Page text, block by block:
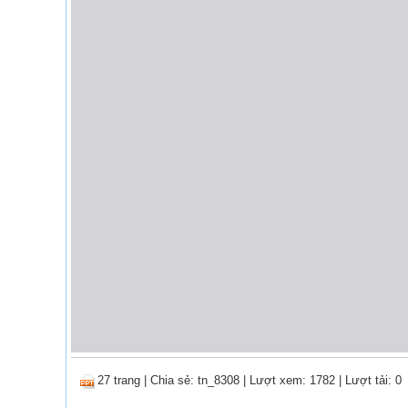
27 trang Chia sẻ: tn_8308 | Lượt xem: 1782 | Lượt tải: 0